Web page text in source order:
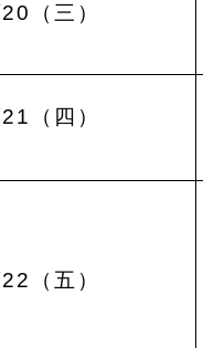
（三）
（四）
（五）